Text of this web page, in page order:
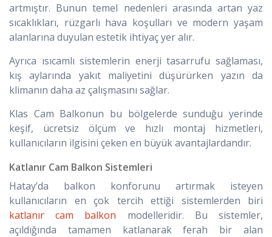
artmıştır. Bunun temel nedenleri arasında artan yaz
sıcaklıkları, rüzgarlı hava koşulları ve modern yaşam
alanlarına duyulan estetik ihtiyaç yer alır.
Ayrıca ısıcamlı sistemlerin enerji tasarrufu sağlaması,
kış aylarında yakıt maliyetini düşürürken yazın da
klimanın daha az çalışmasını sağlar.
Klas Cam Balkonun bu bölgelerde sunduğu yerinde
keşif, ücretsiz ölçüm ve hızlı montaj hizmetleri,
kullanıcıların ilgisini çeken en büyük avantajlardandır.
Katlanır Cam Balkon Sistemleri
Hatay’da balkon konforunu artırmak isteyen
kullanıcıların en çok tercih ettiği sistemlerden biri
katlanır cam balkon modelleridir. Bu sistemler,
açıldığında tamamen katlanarak ferah bir alan